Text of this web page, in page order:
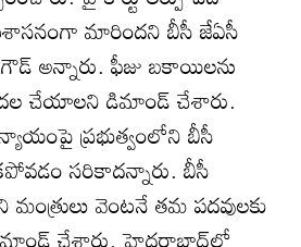
మారిందని బీసీ జేఏసీ
అన్నారు. ఫీజు బకాయిలను
చేయాలని డిమాండ్‌ చేశారు.
ప్రభుత్వంలోని బీసీ
సరికాదన్నారు. బీసీ
వెంటనే తమ పదవులకు